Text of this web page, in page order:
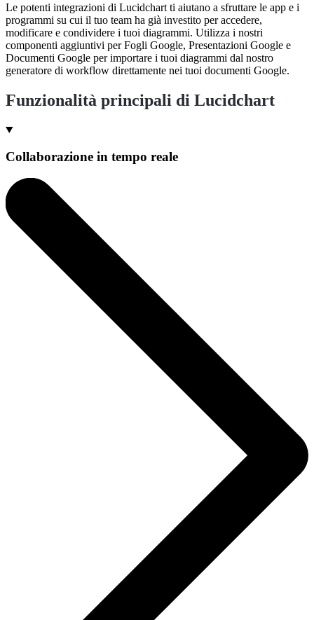
Le potenti integrazioni di Lucidchart ti aiutano a sfruttare le app e i
programmi su cui il tuo team ha già investito per accedere,
modificare e condividere i tuoi diagrammi. Utilizza i nostri
componenti aggiuntivi per Fogli Google, Presentazioni Google e
Documenti Google per importare i tuoi diagrammi dal nostro
generatore di workflow direttamente nei tuoi documenti Google.
Funzionalità principali di Lucidchart
Collaborazione in tempo reale